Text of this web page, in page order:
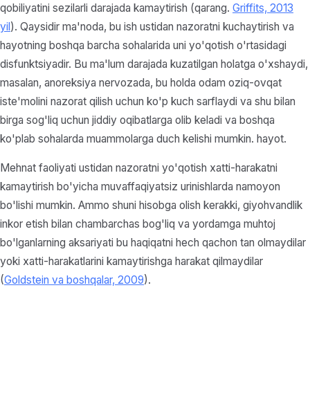
qobiliyatini sezilarli darajada kamaytirish (qarang. Griffits, 2013
yil). Qaysidir ma'noda, bu ish ustidan nazoratni kuchaytirish va
hayotning boshqa barcha sohalarida uni yo'qotish o'rtasidagi
disfunktsiyadir. Bu ma'lum darajada kuzatilgan holatga o'xshaydi,
masalan, anoreksiya nervozada, bu holda odam oziq-ovqat
iste'molini nazorat qilish uchun ko'p kuch sarflaydi va shu bilan
birga sog'liq uchun jiddiy oqibatlarga olib keladi va boshqa
ko'plab sohalarda muammolarga duch kelishi mumkin. hayot.
Mehnat faoliyati ustidan nazoratni yo'qotish xatti-harakatni
kamaytirish bo'yicha muvaffaqiyatsiz urinishlarda namoyon
bo'lishi mumkin. Ammo shuni hisobga olish kerakki, giyohvandlik
inkor etish bilan chambarchas bog'liq va yordamga muhtoj
bo'lganlarning aksariyati bu haqiqatni hech qachon tan olmaydilar
yoki xatti-harakatlarini kamaytirishga harakat qilmaydilar
(Goldstein va boshqalar, 2009).